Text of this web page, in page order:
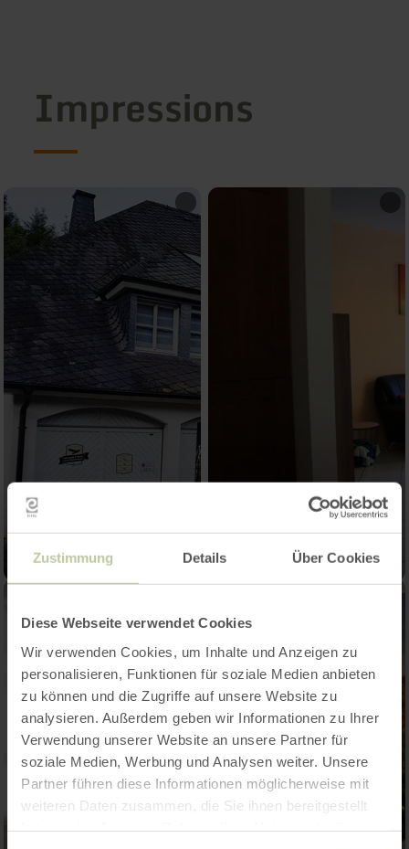
Zustimmung Details Über Cookies
Diese Webseite verwendet Cookies
Wir verwenden Cookies, um Inhalte und Anzeigen zu
personalisieren, Funktionen für soziale Medien anbieten
zu können und die Zugriffe auf unsere Website zu
analysieren. Außerdem geben wir Informationen zu Ihrer
Verwendung unserer Website an unsere Partner für
soziale Medien, Werbung und Analysen weiter. Unsere
Partner führen diese Informationen möglicherweise mit
weiteren Daten zusammen, die Sie ihnen bereitgestellt
Impressions